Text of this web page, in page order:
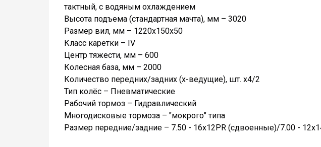
тактный, с водяным охлаждением
Высота подъема (стандартная мачта), мм – 3020
Размер вил, мм – 1220x150x50
Класс каретки – IV
Центр тяжести, мм – 600
Колесная база, мм – 2000
Количество передних/задних (х-ведущие), шт. х4/2
Тип колёс – Пневматические
Рабочий тормоз – Гидравлический
Многодисковые тормоза – "мокрого" типа
Размер передние/задние – 7.50 - 16x12PR (сдвоенные)/7.00 -